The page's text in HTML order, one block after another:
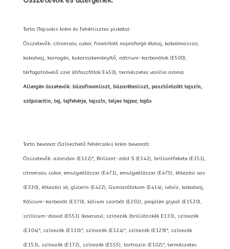
Torta (Tejcsokis krém és Fehérlisztes piskóta):
Összetevők: citromsav, cukor, finomított napraforgó étolaj, kakaómassza,
kakaóvaj, karragén, kukoricakeményítő, nátrium-karbonátok (E500),
térfogatnövelő szer (difoszfátok E450), természetes vanília aroma
Allergén öszetevők: búzafinomliszt, búzarétesliszt, pasztőrözött tejszín,
szójalecitin, tej, tejfehérje, tejszín, teljes tejpor, tojás
Torta bevonat (Színezhető fehércsokis krém bevonat):
Összetevők: azorubin (E122)*, Brillant-zöld S (E142), brillantfekete (E151),
citromsav, cukor, emulgeálószer (E471), emulgeálószer (E475), étkezési sav
(E330), étkezési só, glicerin (E422), Gumiarábikum (E414), ivóvíz, kakaóvaj,
Kálcium-karbonát (E170), kálium szorbát (E202), propilén glycol (E1520),
szilícium-dioxid (E551) (kovasav), színezék (brilliánskék E133), színezék
(E104)*, színezék (E110)*, színezék (E124)*, színezék (E129)*, színezék
(E153), színezék (E172), színezék (E555), tartrazin (E102)*, természetes